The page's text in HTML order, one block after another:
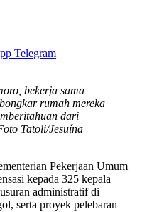
Telegram
bekerja sama
rumah mereka
dari
Tatoli/Jesuína
Pekerjaan Umum
kepada 325 kepala
administratif di
serta proyek pelebaran